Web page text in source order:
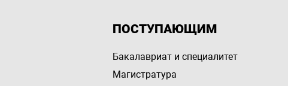
ПОСТУПАЮЩИМ
Бакалавриат и специалитет
Магистратура